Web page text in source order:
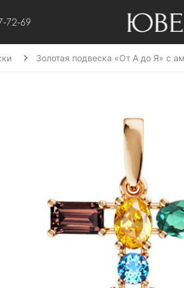
72-69
Золотая подвеска «От А до Я» с